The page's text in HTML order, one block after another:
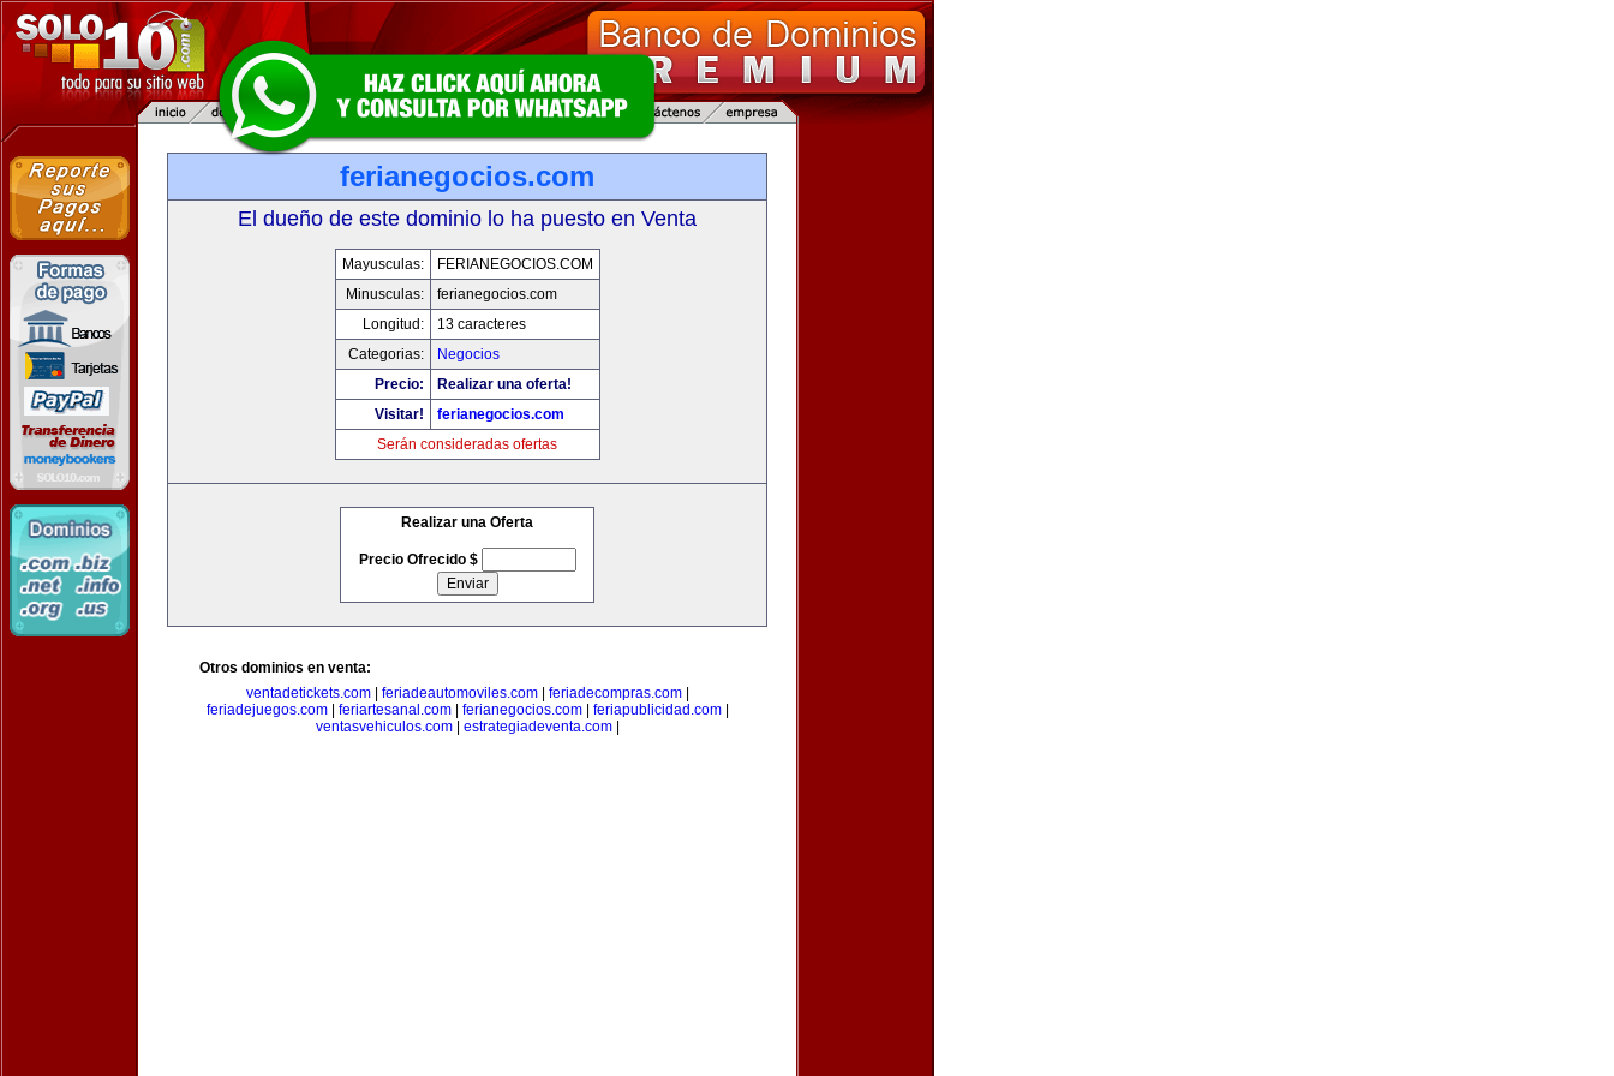
ferianegocios.com
El dueño de este dominio lo ha puesto en Venta
Mayusculas:
FERIANEGOCIOS.COM
Minusculas:
ferianegocios.com
Longitud:
13 caracteres
Categorias:
Negocios
Precio:
Realizar una oferta!
Visitar!
ferianegocios.com
Serán consideradas ofertas
Realizar una Oferta
Precio Ofrecido $
Otros dominios en venta:
ventadetickets.com| feriadeautomoviles.com| feriadecompras.com|
feriadejuegos.com| feriartesanal.com| ferianegocios.com| feriapublicidad.com|
ventasvehiculos.com| estrategiadeventa.com|